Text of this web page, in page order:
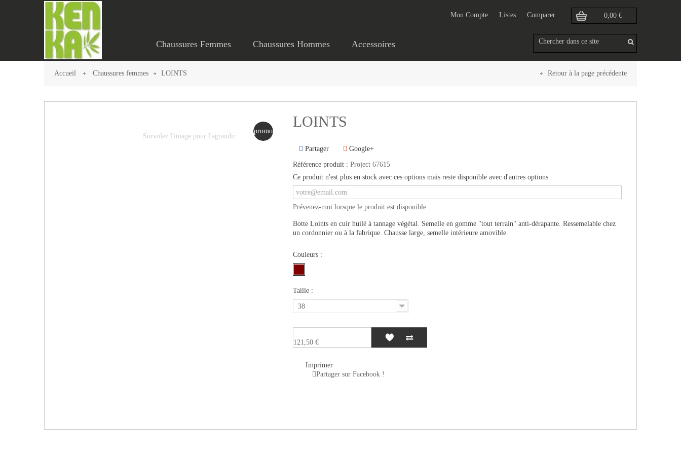
0,00 €
Comparer
Listes
Mon Compte
Chaussures Femmes Chaussures Hommes Accessoires
Accueil Chaussures femmes LOINTS Retour à la page précédente
promo
Survolez l'image pour l'agrandir
LOINTS
Partager Google+
Référence produit : Project 67615
Ce produit n'est plus en stock avec ces options mais reste disponible avec d'autres options
Prévenez-moi lorsque le produit est disponible
Botte Loints en cuir huilé à tannage végétal. Semelle en gomme "tout terrain" anti-dérapante. Ressemelable chez
un cordonnier ou à la fabrique. Chausse large, semelle intérieure amovible.
Couleurs :
Taille :
38
121,50 €
Imprimer
Partager sur Facebook !